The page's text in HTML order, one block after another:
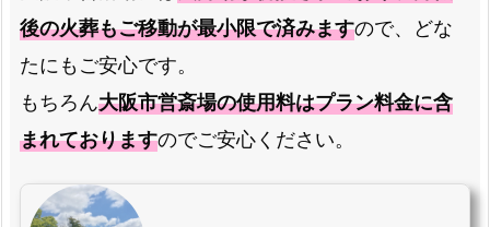
後の火葬もご移動が最小限で済みますので、どな
たにもご安心です。
もちろん大阪市営斎場の使用料はプラン料金に含
まれておりますのでご安心ください。